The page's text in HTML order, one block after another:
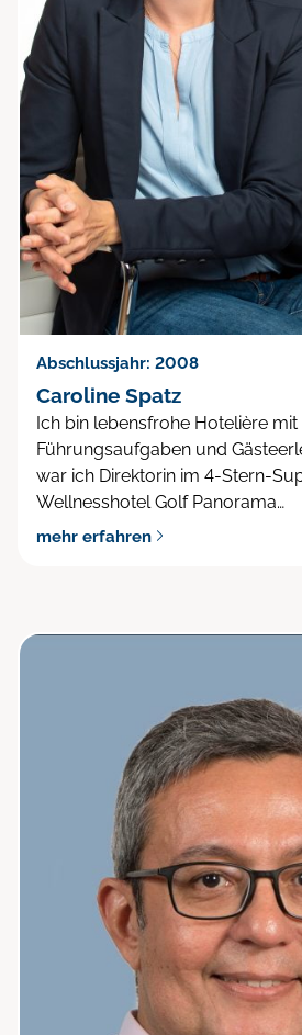
Abschlussjahr: 2008
Caroline Spatz
Ich bin lebensfrohe Hotelière
Führungsaufgaben und
war ich Direktorin im 4-Stern-
Wellnesshotel Golf Panorama…
mehr erfahren